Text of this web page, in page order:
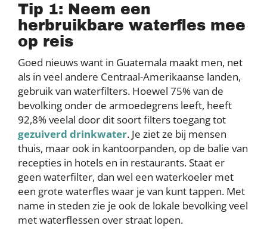
Tip 1: Neem een
herbruikbare waterfles mee
op reis
Goed nieuws want in Guatemala maakt men, net
als in veel andere Centraal-Amerikaanse landen,
gebruik van waterfilters. Hoewel 75% van de
bevolking onder de armoedegrens leeft, heeft
92,8% veelal door dit soort filters toegang tot
gezuiverd drinkwater. Je ziet ze bij mensen
thuis, maar ook in kantoorpanden, op de balie van
recepties in hotels en in restaurants. Staat er
geen waterfilter, dan wel een waterkoeler met
een grote waterfles waar je van kunt tappen. Met
name in steden zie je ook de lokale bevolking veel
met waterflessen over straat lopen.